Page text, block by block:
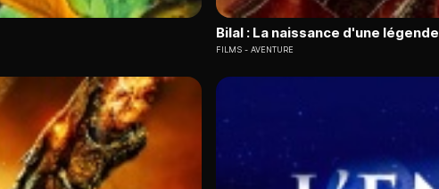
Bilal : La naissance d'une légende
FILMS AVENTURE